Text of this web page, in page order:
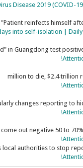
Disease 2019 (COVID-
Patient reinfects himself
into self-isolation |
changes reporting to
out negative 50 to
local authorities to stop